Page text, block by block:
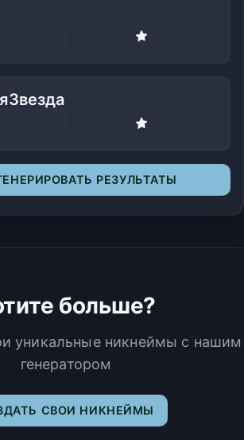
РЕЗУЛЬТАТЫ
больше?
уникальные никнеймы с нашим
генератором
СВОИ НИКНЕЙМЫ